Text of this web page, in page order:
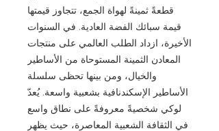
قطعةً ثمينةً لهواة الجمع، تتجاوز قيمتها
قيمة سبائك الفضة العادية. في السنوات
الأخيرة، ازداد الطلب العالمي على منتجات
المعادن الثمينة المستوحاة من الأساطير
والخيال، ومن بينها تحظى سلسلة
الأساطير الإسكندنافية بشعبية واسعة. يُعدّ
لوكي شخصيةً معروفةً على نطاق واسع
في الثقافة الشعبية المعاصرة، حيث يظهر